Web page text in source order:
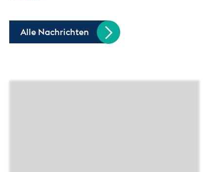
Alle Nachrichten